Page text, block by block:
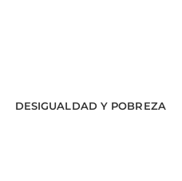
DESIGUALDAD Y POBREZA